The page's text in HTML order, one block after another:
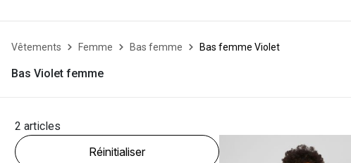
Vêtements Femme Bas femme Bas femme Violet
Bas Violet femme
2 articles
Réinitialiser